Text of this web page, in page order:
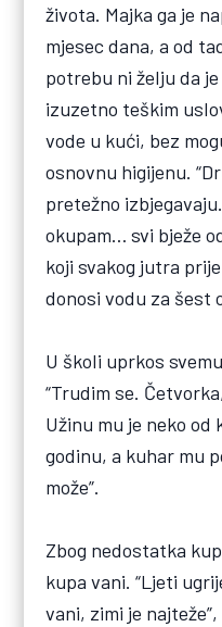
života. Majka ga je
mjesec dana, a od
potrebu ni želju da
izuzetno teškim
vode u kući, bez
osnovnu higijenu.
pretežno
okupam… svi bježe
koji svakog jutra
donosi vodu za šest
U školi uprkos
“Trudim se.
Užinu mu je neko
godinu, a kuhar mu
može”.
Zbog nedostatka
kupa vani. “Ljeti
vani, zimi je